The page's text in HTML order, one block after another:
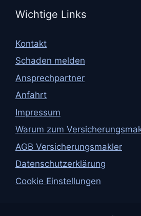
Wichtige Links
Kontakt
Schaden melden
Ansprechpartner
Anfahrt
Impressum
Warum zum
AGB Versicherungsmakler
Datenschutzerklärung
Cookie Einstellungen